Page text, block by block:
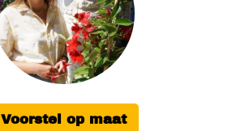
Voorstel op maat